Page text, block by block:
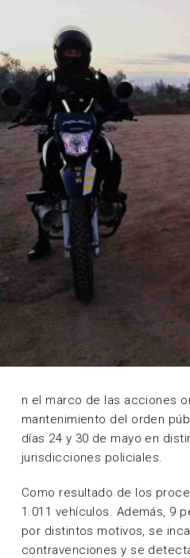
n el marco de las acciones
mantenimiento del orden
días 24 y 30 de mayo en
jurisdicciones policiales.
Como resultado de los
1.011 vehículos. Además, 9
por distintos motivos, se
contravenciones y se